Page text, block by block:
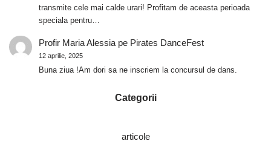
transmite cele mai calde urari! Profitam de aceasta perioada
speciala pentru…
Profir Maria Alessiape Pirates DanceFest
12 aprilie, 2025
Buna ziua !Am dori sa ne inscriem la concursul de dans.
Categorii
articole